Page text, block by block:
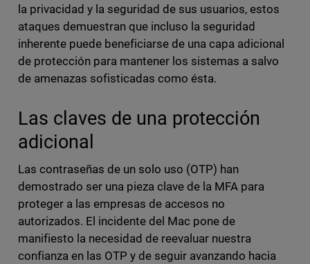
la privacidad y la seguridad de sus usuarios, estos
ataques demuestran que incluso la seguridad
inherente puede beneficiarse de una capa adicional
de protección para mantener los sistemas a salvo
de amenazas sofisticadas como ésta.
Las claves de una protección
adicional
Las contraseñas de un solo uso (OTP) han
demostrado ser una pieza clave de la MFA para
proteger a las empresas de accesos no
autorizados. El incidente del Mac pone de
manifiesto la necesidad de reevaluar nuestra
confianza en las OTP y de seguir avanzando hacia